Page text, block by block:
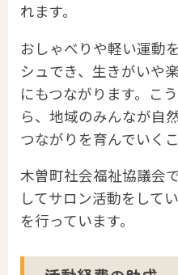
れます。
おしゃべりや軽い運動
シュでき、生きがいや
にもつながります。こ
ら、地域のみんなが自
つながりを育んでいく
木曽町社会福祉協議会
してサロン活動をして
を行っています。